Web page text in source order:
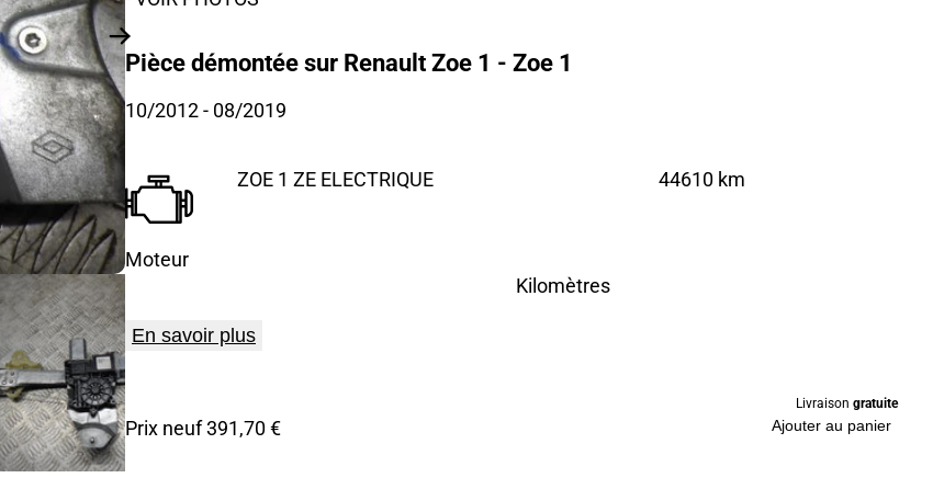
Pièce démontée sur Renault Zoe 1 - Zoe 1
10/2012- 08/2019
Moteur
ZOE 1 ZE ELECTRIQUE
Kilomètres
44610 km
En savoir plus
Prix neuf 391,70 €
Livraison gratuite
Ajouter au panier